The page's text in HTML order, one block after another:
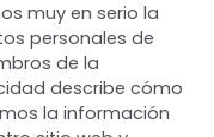
muy en serio la
personales de
de la
describe cómo
la información